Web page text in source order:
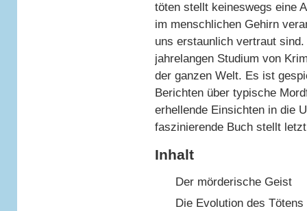
töten stellt keineswegs eine
im menschlichen Gehirn
uns erstaunlich vertraut
jahrelangen Studium von
der ganzen Welt. Es ist
Berichten über typische
erhellende Einsichten in die
faszinierende Buch stellt
Inhalt
Der mörderische Geist
Die Evolution des Tötens